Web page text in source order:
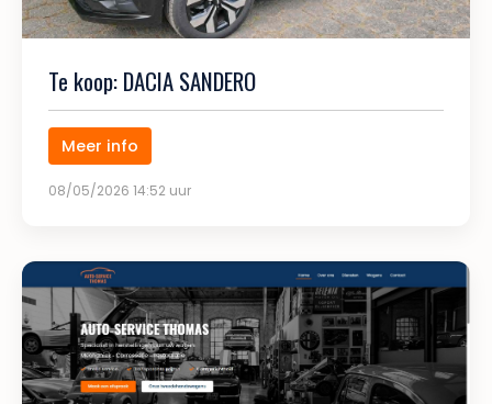
Te koop: DACIA SANDERO
Meer info
08/05/2026 14:52 uur